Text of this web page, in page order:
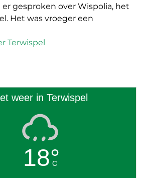
er gesproken over Wispolia, het
Het was vroeger een
Terwispel
weer in Terwispel
18°
C